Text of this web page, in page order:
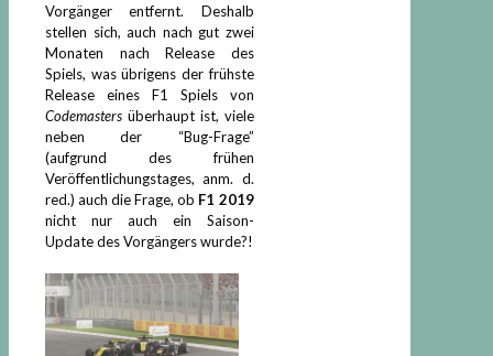
Vorgänger entfernt. Deshalb
stellen sich, auch nach gut zwei
Monaten nach Release des
Spiels, was übrigens der frühste
Release eines F1 Spiels von
Codemasters überhaupt ist, viele
neben der “Bug-Frage”
(aufgrund des frühen
Veröffentlichungstages, anm. d.
red.) auch die Frage, ob F1 2019
nicht nur auch ein Saison-
Update des Vorgängers wurde?!